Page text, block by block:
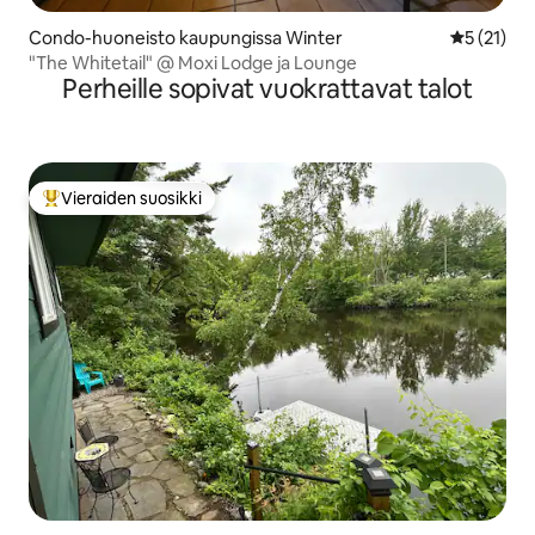
Condo-huoneisto kaupungissa Winter
5 (21)
"The Whitetail" @ Moxi Lodge ja Lounge
Perheille sopivat vuokrattavat talot
Vieraiden suosikkien parhaimmistoa
Vieraiden suosikki